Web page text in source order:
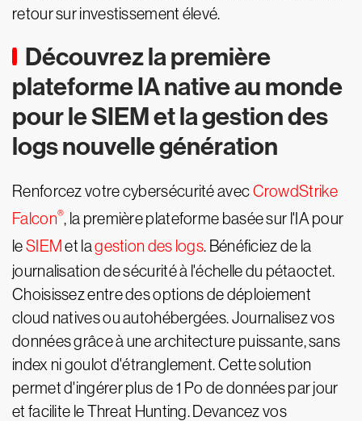
retour sur investissement élevé.
Découvrez la première
plateforme IA native au monde
pour le SIEM et la gestion des
logs nouvelle génération
Renforcez votre cybersécurité avecCrowdStrike
Falcon®, la première plateforme basée sur l'IA pour
leSIEM et lagestion des logs. Bénéficiez de la
journalisation de sécurité à l'échelle du pétaoctet.
Choisissez entre des options de déploiement
cloud natives ou autohébergées. Journalisez vos
données grâce à une architecture puissante, sans
index ni goulot d'étranglement. Cette solution
permet d'ingérer plus de 1 Po de données par jour
et facilite le Threat Hunting. Devancez vos